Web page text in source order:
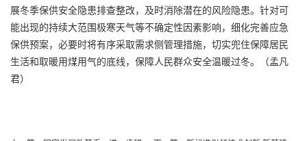
展冬季保供安全隐患排查整改，及时消除潜在的风险隐患。针对可
能出现的持续大范围极寒天气等不确定性因素影响，细化完善应急
保供预案，必要时将有序采取需求侧管理措施，切实兜住保障居民
生活和取暖用煤用气的底线，保障人民群众安全温暖过冬。（孟凡
君）